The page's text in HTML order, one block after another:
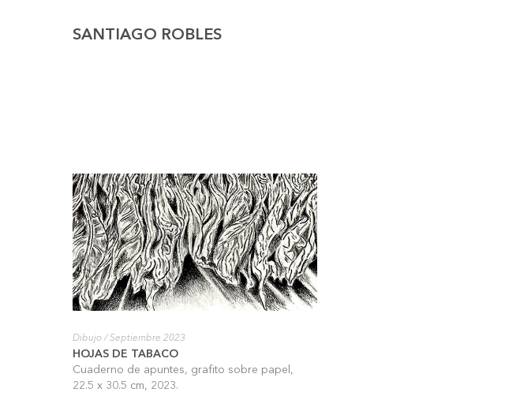
SANTIAGO ROBLES
Dibujo / Septiembre 2023
HOJAS DE TABACO
Cuaderno de apuntes, grafito sobre papel,
22.5 x 30.5 cm, 2023.